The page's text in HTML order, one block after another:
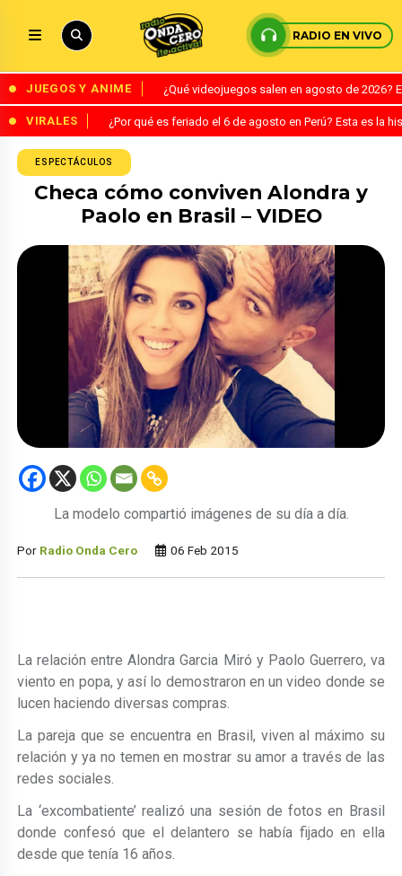
RADIO EN VIVO
JUEGOS Y ANIME ¿Qué videojuegos salen en agosto de
VIRALES ¿Por qué es feriado el 6 de agosto en Perú? Esta es la
ESPECTÁCULOS
Checa cómo conviven Alondra y
Paolo en Brasil – VIDEO
La modelo compartió imágenes de su día a día.
Por Radio Onda Cero 06 Feb 2015
La relación entre Alondra Garcia Miró y Paolo Guerrero, va
viento en popa, y así lo demostraron en un video donde se
lucen haciendo diversas compras.
La pareja que se encuentra en Brasil, viven al máximo su
relación y ya no temen en mostrar su amor a través de las
redes sociales.
La ‘excombatiente’ realizó una sesión de fotos en Brasil
donde confesó que el delantero se había fijado en ella
desde que tenía 16 años.